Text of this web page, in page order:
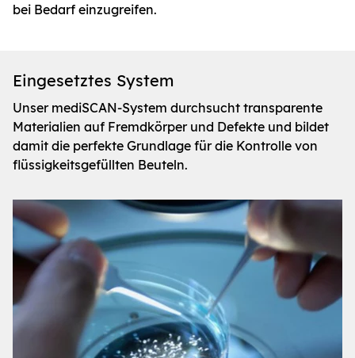
bei Bedarf einzugreifen.
Eingesetztes System
Unser mediSCAN-System durchsucht transparente
Materialien auf Fremdkörper und Defekte und bildet
damit die perfekte Grundlage für die Kontrolle von
flüssigkeitsgefüllten Beuteln.